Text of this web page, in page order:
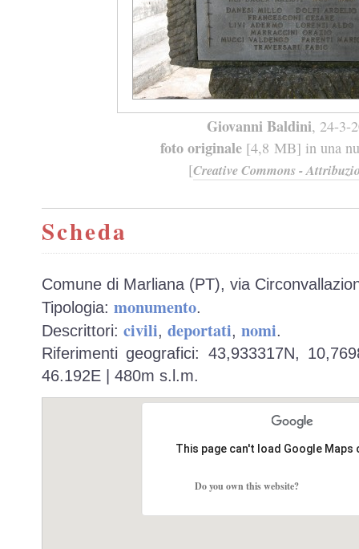
Giovanni Baldini, 24-3-
foto originale[4,8 MB] in una
[Creative Commons -
Scheda
Comune di Marliana (PT), via
Tipologia: monumento.
Descrittori: civili, deportati, nomi.
Riferimenti geografici: 43,933317N,
46.192E | 480m s.l.m.
This page can't load Google
Do you own this website?